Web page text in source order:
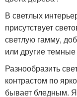
В светлых
присутствует
светлую гамму,
или другие темные
Разнообразить
контрастом по
бывает бледным.